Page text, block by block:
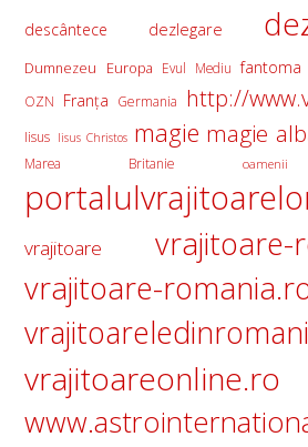
descântece dezlegare
Dumnezeu Europa Evul Mediu fantoma
OZN
Franţa Germania http://
Iisus Iisus Christos magie magie
Marea Britanie
vrajitoare
vrajitoare-
vrajitoare-
vrajitoareonline.ro